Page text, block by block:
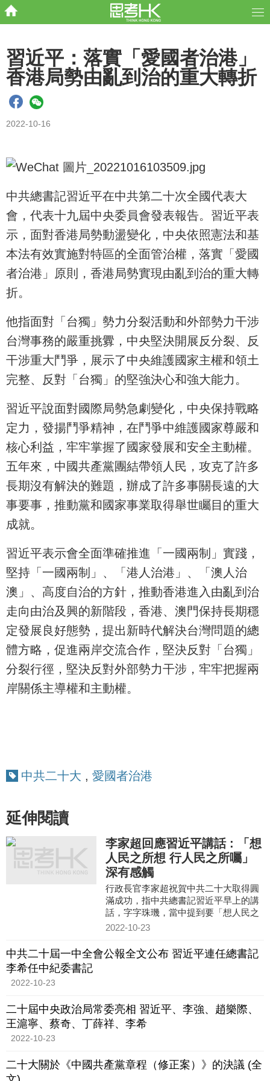
習近平：落實「愛國者治港」
香港局勢由亂到治的重大轉折
2022-10-16
中共總書記習近平在中共第二十次全國代表大
會，代表十九屆中央委員會發表報告。習近平表
示，面對香港局勢動盪變化，中央依照憲法和基
本法有效實施對特區的全面管治權，落實「愛國
者治港」原則，香港局勢實現由亂到治的重大轉
折。
他指面對「台獨」勢力分裂活動和外部勢力干涉
台灣事務的嚴重挑釁，中央堅決開展反分裂、反
干涉重大鬥爭，展示了中央維護國家主權和領土
完整、反對「台獨」的堅強決心和強大能力。
習近平說面對國際局勢急劇變化，中央保持戰略
定力，發揚鬥爭精神，在鬥爭中維護國家尊嚴和
核心利益，牢牢掌握了國家發展和安全主動權。
五年來，中國共產黨團結帶領人民，攻克了許多
長期沒有解決的難題，辦成了許多事關長遠的大
事要事，推動黨和國家事業取得舉世矚目的重大
成就。
習近平表示會全面準確推進「一國兩制」實踐，
堅持「一國兩制」、「港人治港」、「澳人治
澳」、高度自治的方針，推動香港進入由亂到治
走向由治及興的新階段，香港、澳門保持長期穩
定發展良好態勢，提出新時代解決台灣問題的總
體方略，促進兩岸交流合作，堅決反對「台獨」
分裂行徑，堅決反對外部勢力干涉，牢牢把握兩
岸關係主導權和主動權。
中共二十大 , 愛國者治港
延伸閱讀
李家超回應習近平講話 : 「想
人民之所想 行人民之所囑」
深有感觸
行政長官李家超祝賀中共二十大取得圓
滿成功，指中共總書記習近平早上的講
話，字字珠璣，當中提到要「想人民之
所想，行人民之所囑，不斷把人民對美
2022-10-23
中共二十屆一中全會公報全文公布 習近平連任總書記
李希任中紀委書記
2022-10-23
二十屆中央政治局常委亮相 習近平、李強、趙樂際、
王滬寧、蔡奇、丁薛祥、李希
2022-10-23
二十大關於《中國共產黨章程（修正案）》的決議 (全